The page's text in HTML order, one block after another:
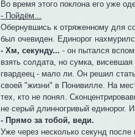
Во время этого поклона его уже
- Пойдём...
Обернувшись к отряженному для
был очевиден. Единорог
- Хм, секунду... - он пытался
взять солдата, но сумка,
гвардеец - мало ли. Он решил
своей "жизни" в Понивилле. На
тех, кто не понял.
не серый длинногривый единорог.
- Прямо за тобой, веди.
Уже через несколько секунд после